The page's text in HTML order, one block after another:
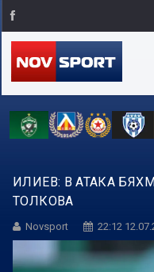
ИЛИЕВ: В АТАКА
ТОЛКОВА
Novsport 22:12